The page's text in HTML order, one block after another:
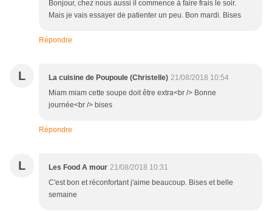
Bonjour, chez nous aussi il commence à faire frais le soir.
Mais je vais essayer de patienter un peu. Bon mardi. Bises
Répondre
L La cuisine de Poupoule (Christelle) 21/08/2018 10:54
Miam miam cette soupe doit être extra<br /> Bonne
journée<br /> bises
Répondre
L Les Food A mour 21/08/2018 10:31
C'est bon et réconfortant j'aime beaucoup. Bises et belle
semaine